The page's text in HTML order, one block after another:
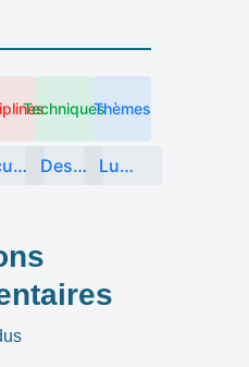
Sculpture
Techniques
Design objet
Thèmes
Lumière